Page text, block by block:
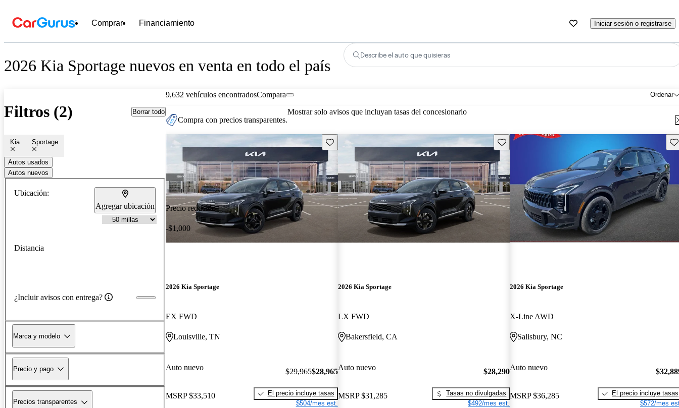
Comprar Financiamiento Iniciar sesión o registrarse
2026 Kia Sportage nuevos en venta en todo el país
Describe el auto que quisieras
Filtros (2) Borrar todo
Kia Sportage
Autos usados
Autos nuevos
Ubicación:
Agregar ubicación
Distancia
¿Incluir avisos con entrega?
Marca y modelo
Precio y pago
Precios transparentes
9,632 vehículos encontrados Ordenar
Compara
Compra con precios transparentes.
Mostrar solo avisos que incluyan tasas del concesionario
Precio reducido
-$1,000
Guarda este Aviso
2026 Kia Sportage
EX FWD
Louisville, TN
Auto nuevo
MSRP $33,510
$29,965$28,965
El precio incluye tasas
$504/mes est.
Guarda este Aviso
2026 Kia Sportage
LX FWD
Bakersfield, CA
Auto nuevo
MSRP $31,285
$28,290
Tasas no divulgadas
$492/mes est.
2026 Kia Sportage
X-Line AWD
Salisbury, NC
Auto nuevo
MSRP $36,285
El precio incluye tasas
$572/mes